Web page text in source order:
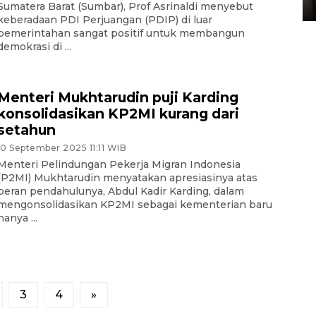
Barat (Sumbar), Prof Asrinaldi menyebut
PDI Perjuangan (PDIP) di luar
sangat positif untuk membangun
di ...
Mukhtarudin puji Karding
KP2MI kurang dari
September 2025 11:11 WIB
Pelindungan Pekerja Migran Indonesia
Mukhtarudin menyatakan apresiasinya atas
pendahulunya, Abdul Kadir Karding, dalam
KP2MI sebagai kementerian baru
...
3 4 »
05 August 2026 10:33 WIB